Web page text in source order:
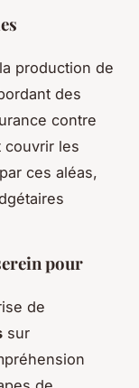
production de
des
contre
couvrir les
ces aléas,
pour
de
sur